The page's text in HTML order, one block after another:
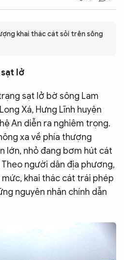
Podcast
Ảnh
nghệ Công an
khai thác cát sỏi trên sông
lở
sạt lở bờ sông Lam
Xá, Hưng Lĩnh huyện
An diễn ra nghiêm trọng.
xa về phía thượng
lớn, nhỏ đang bơm hút cát
người dân địa phương,
khai thác cát trái phép
nguyên nhân chính dẫn